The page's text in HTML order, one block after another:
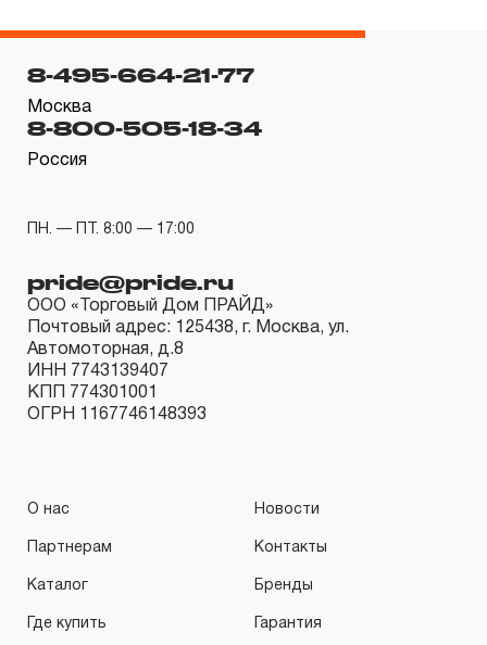
8-495-664-21-77
Москва
8-800-505-18-34
Россия
ПН. — ПТ. 8:00 — 17:00
pride@pride.ru
ООО «Торговый Дом ПРАЙД»
Почтовый адрес: 125438, г. Москва, ул.
Автомоторная, д.8
ИНН 7743139407
КПП 774301001
ОГРН 1167746148393
О нас Новости
Партнерам Контакты
Каталог Бренды
Где купить Гарантия